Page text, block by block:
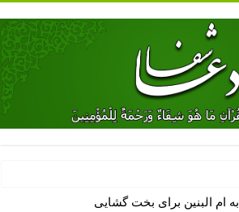
معشوق – دعای جلب محبت شوهر
ام البنین برای بخت گشایی